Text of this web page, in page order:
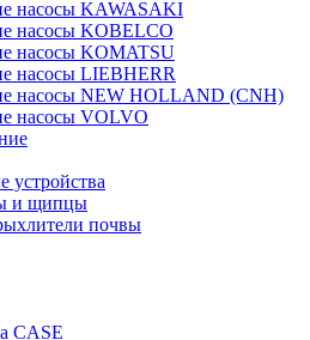
насосы KAWASAKI
насосы KOBELCO
насосы KOMATSU
насосы LIEBHERR
насосы NEW HOLLAND (CNH)
насосы VOLVO
устройства
и щипцы
почвы
CASE